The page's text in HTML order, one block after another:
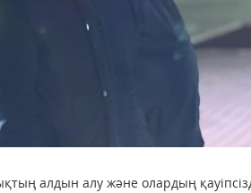
алдын алу және олардың